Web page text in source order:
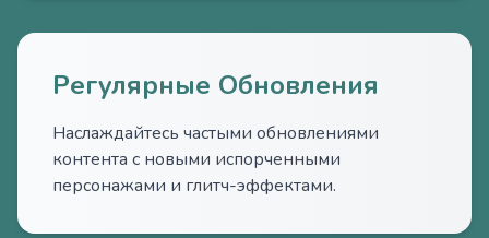
Регулярные Обновления
Наслаждайтесь частыми обновлениями
контента с новыми испорченными
персонажами и глитч-эффектами.